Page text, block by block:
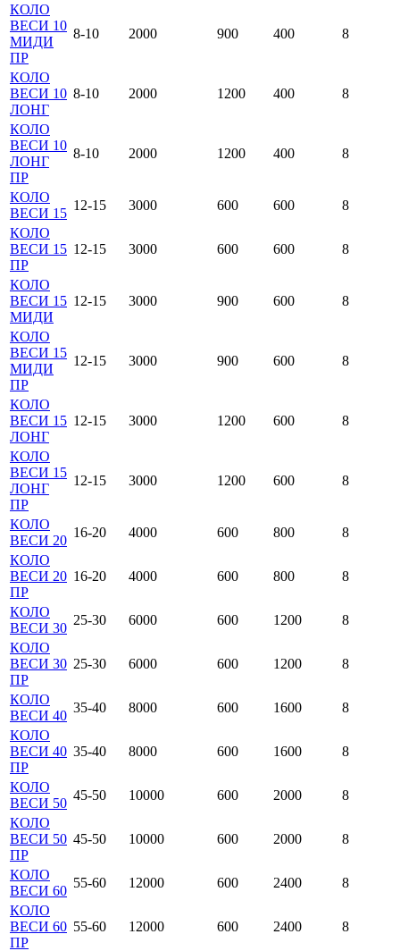
КОЛО
ВЕСИ 10
МИДИ
ПР
8-10 2000 900 400 8
КОЛО
ВЕСИ 10
ЛОНГ
8-10 2000 1200 400 8
КОЛО
ВЕСИ 10
ЛОНГ
ПР
8-10 2000 1200 400 8
КОЛО
ВЕСИ 15
12-15 3000 600 600
8
КОЛО
ВЕСИ 15
ПР
12-15 3000 600 600 8
КОЛО
ВЕСИ 15
МИДИ
12-15 3000 900 600 8
КОЛО
ВЕСИ 15
МИДИ
ПР
12-15 3000 900 600 8
КОЛО
ВЕСИ 15
ЛОНГ
12-15 3000 1200 600 8
КОЛО
ВЕСИ 15
ЛОНГ
ПР
12-15 3000 1200 600 8
КОЛО
ВЕСИ 20
16-20 4000 600 800
8
КОЛО
ВЕСИ 20
ПР
16-20 4000 600 800 8
КОЛО
ВЕСИ 30
25-30 6000 600 1200
8
КОЛО
ВЕСИ 30
ПР
25-30 6000 600 1200 8
КОЛО
ВЕСИ 40
35-40 8000 600 1600
8
КОЛО
ВЕСИ 40
ПР
35-40 8000 600 1600 8
КОЛО
ВЕСИ 50
45-50 10000 600 2000
8
КОЛО
ВЕСИ 50
ПР
45-50 10000 600 2000 8
КОЛО
ВЕСИ 60
55-60 12000 600 2400
8
КОЛО
ВЕСИ 60
ПР
55-60 12000 600 2400 8